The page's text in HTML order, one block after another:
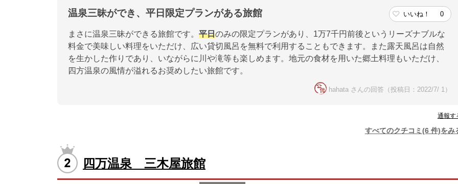
温泉三昧ができ、平日限定プランがある旅館 いいね！ 0
まさに温泉三昧ができる旅館です。 平日のみの限定プランがあり、1万7千円前後というリーズナブルな
料金で美味しい料理をいただけ、広い貸切風呂を無料で利用することもできます。また露天風呂は自然
を生かした作りであり、いながらに川や滝等も楽しめます。地元の食材を用いた郷土料理もいただけ、
四方温泉の風情が溢れるお奨めしたい旅館です。
hahata さんの回答（投稿日：2022/7/ 1）
通報す
すべてのクチコミ(6 件)をみ
四万温泉 三木屋旅館